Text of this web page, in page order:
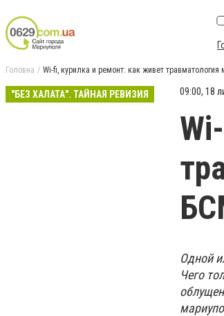
Головна Wi-fi, курилка и ремонт: как живет травматология
"БЕЗ ХАЛАТА". ТАЙНАЯ РЕВИЗИЯ 09:00, 18
Одной
Чего